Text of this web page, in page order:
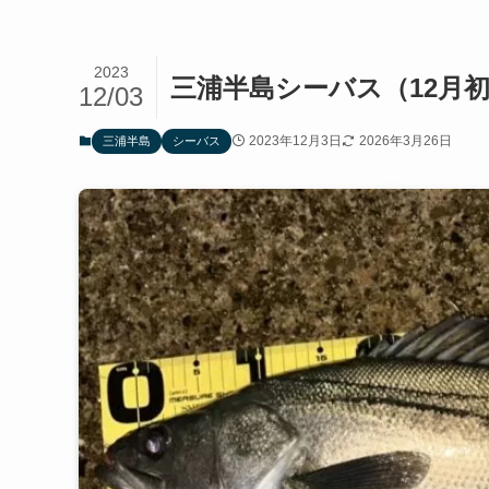
三浦半島シーバス（12月
2023
12/03
三浦半島 シーバス 2023年12月3日 2026年3月26日